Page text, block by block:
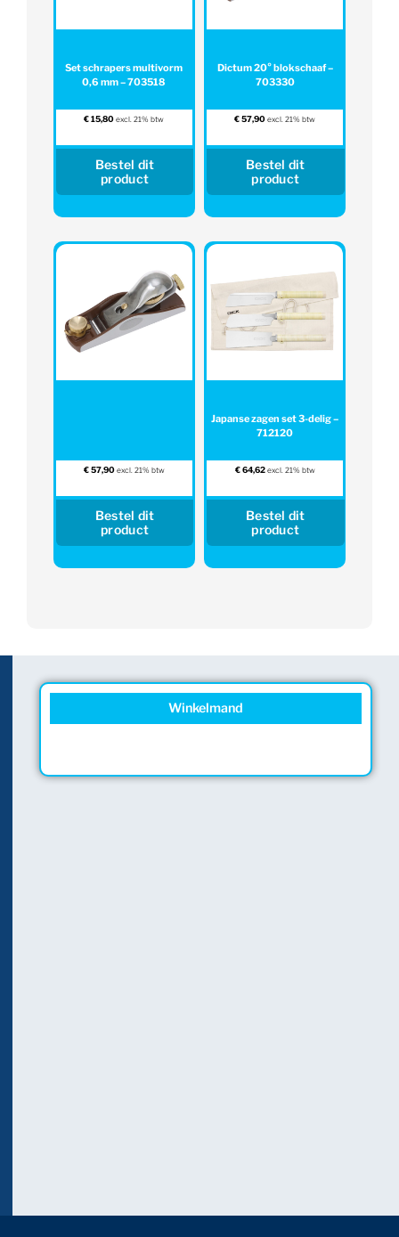
Set schrapers multivorm
0,6 mm – 703518
€15,80 excl. 21% btw
Bestel dit
product
Dictum 20° blokschaaf –
703330
€57,90 excl. 21% btw
Bestel dit
product
€57,90 excl. 21% btw
Bestel dit
product
Japanse zagen set 3-delig –
712120
€64,62 excl. 21% btw
Bestel dit
product
Winkelmand